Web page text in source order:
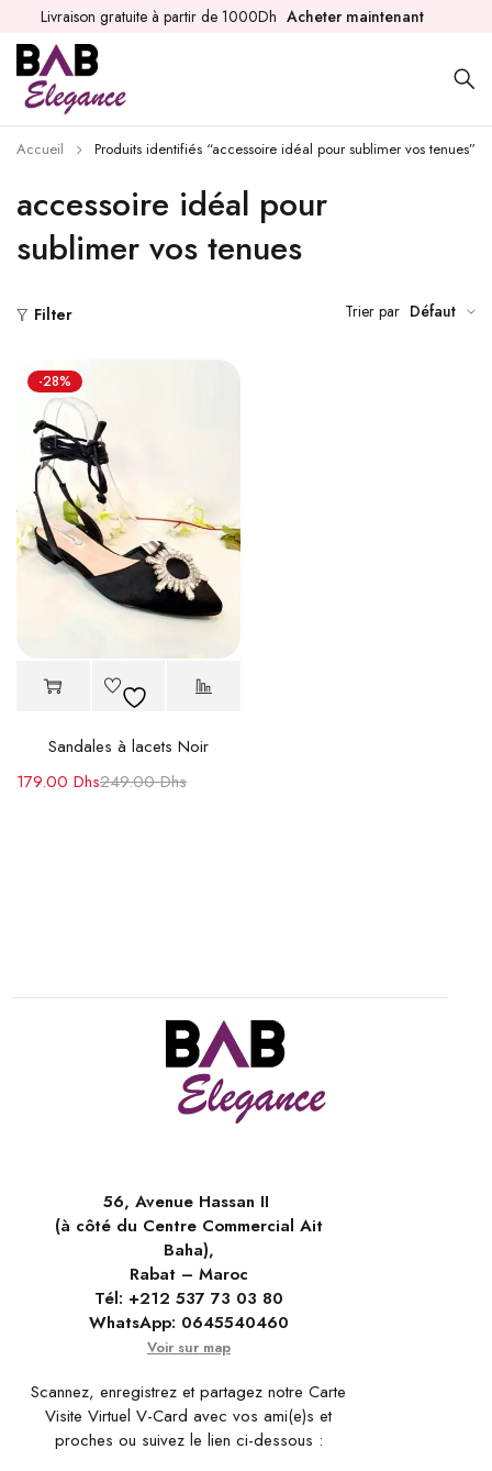
Livraison gratuite à partir de 1000Dh Acheter maintenant
accessoire idéal pour
sublimer vos tenues
Accueil Produits identifiés “accessoire idéal pour sublimer vos tenues”
Filter Trier par Défaut
-28%
Sandales à lacets Noir
249.00Dhs
179.00 Dhs
56, Avenue Hassan II
(à côté du Centre Commercial Ait
Baha),
Rabat – Maroc
Tél: +212 537 73 03 80
WhatsApp: 0645540460
Voir sur map
Scannez, enregistrez et partagez notre Carte
Visite Virtuel V-Card avec vos ami(e)s et
proches ou suivez le lien ci-dessous :